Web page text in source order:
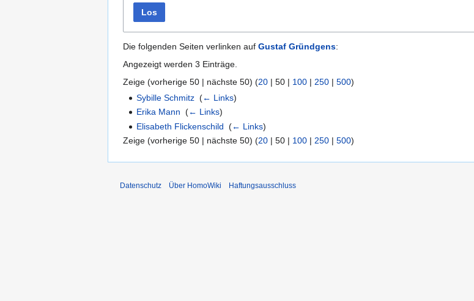
Los
Die folgenden Seiten verlinken auf Gustaf Gründgens:
Angezeigt werden 3 Einträge.
Zeige (vorherige 50 | nächste 50) (20 | 50 | 100 | 250 | 500)
Sybille Schmitz ‎(← Links)
Erika Mann ‎(← Links)
Elisabeth Flickenschild ‎(← Links)
Zeige (vorherige 50 | nächste 50) (20 | 50 | 100 | 250 | 500)
Datenschutz Über HomoWiki Haftungsausschluss